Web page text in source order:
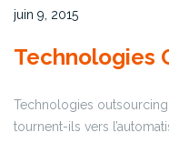
juin 9, 2015
Technologies
Technologies
tournent-ils vers